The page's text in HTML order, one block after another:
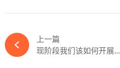
上一篇
现阶段我们该如何开展...